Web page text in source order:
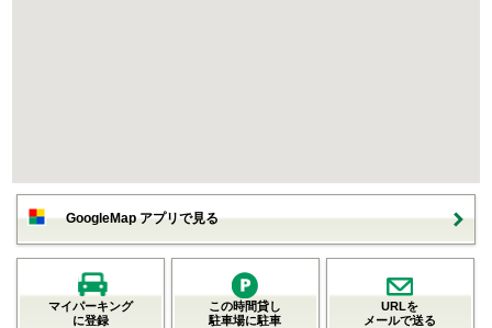
GoogleMap アプリで見る
マイパーキング
に登録
この時間貸し
駐車場に駐車
URLを
メールで送る